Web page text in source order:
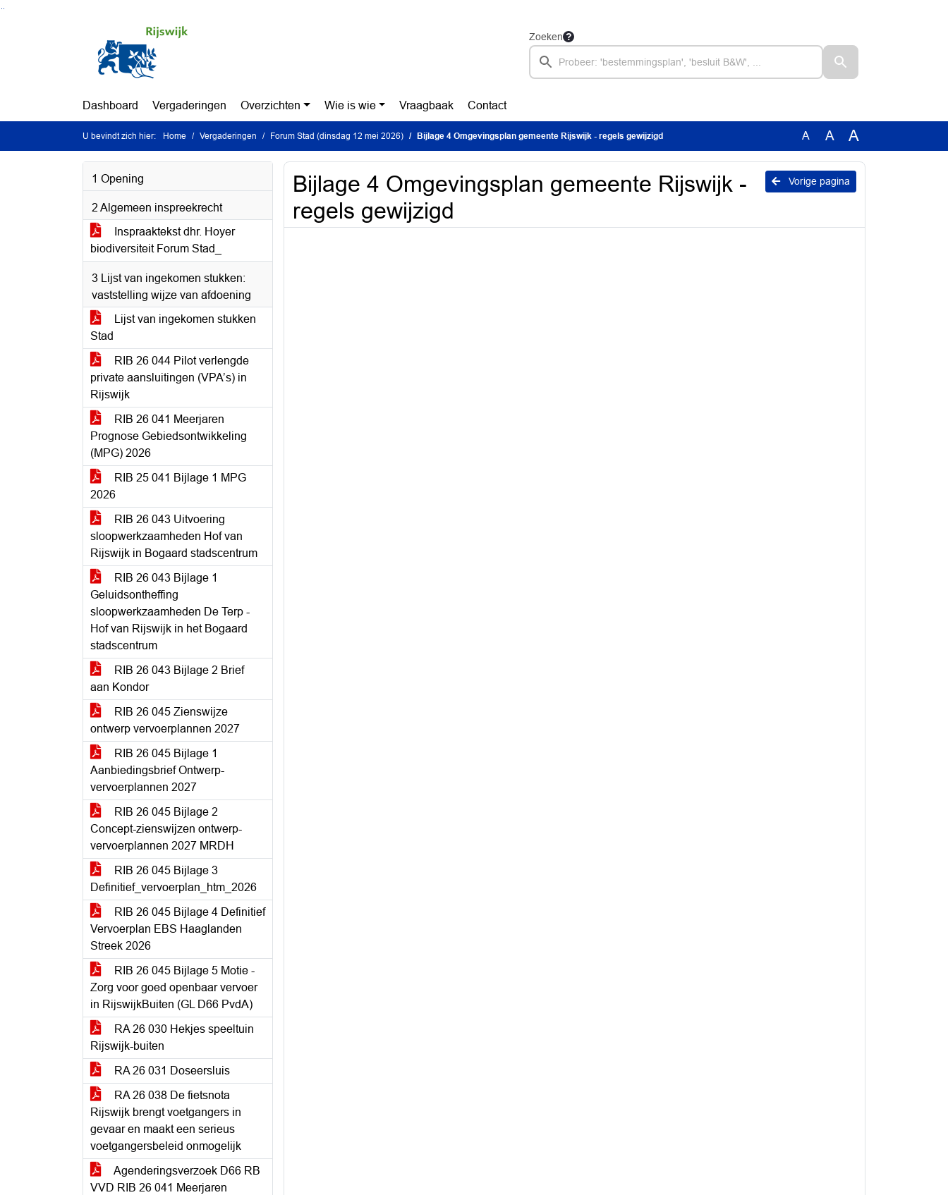
Zoeken
Dashboard Vergaderingen Overzichten Wie is wie Vraagbaak Contact
U bevindt zich hier: Home Vergaderingen Forum Stad (dinsdag 12 mei 2026) Bijlage 4 Omgevingsplan gemeente Rijswijk - regels gewijzigd A A A
1 Opening
2 Algemeen inspreekrecht
Inspraaktekst dhr. Hoyer
biodiversiteit Forum Stad_
3 Lijst van ingekomen stukken:
vaststelling wijze van afdoening
Lijst van ingekomen stukken
Stad
RIB 26 044 Pilot verlengde
private aansluitingen (VPA’s) in
Rijswijk
RIB 26 041 Meerjaren
Prognose Gebiedsontwikkeling
(MPG) 2026
RIB 25 041 Bijlage 1 MPG
2026
RIB 26 043 Uitvoering
sloopwerkzaamheden Hof van
Rijswijk in Bogaard stadscentrum
RIB 26 043 Bijlage 1
Geluidsontheffing
sloopwerkzaamheden De Terp -
Hof van Rijswijk in het Bogaard
stadscentrum
RIB 26 043 Bijlage 2 Brief
aan Kondor
RIB 26 045 Zienswijze
ontwerp vervoerplannen 2027
RIB 26 045 Bijlage 1
Aanbiedingsbrief Ontwerp-
vervoerplannen 2027
RIB 26 045 Bijlage 2
Concept-zienswijzen ontwerp-
vervoerplannen 2027 MRDH
RIB 26 045 Bijlage 3
Definitief_vervoerplan_htm_2026
RIB 26 045 Bijlage 4 Definitief
Vervoerplan EBS Haaglanden
Streek 2026
RIB 26 045 Bijlage 5 Motie -
Zorg voor goed openbaar vervoer
in RijswijkBuiten (GL D66 PvdA)
RA 26 030 Hekjes speeltuin
Rijswijk-buiten
RA 26 031 Doseersluis
RA 26 038 De fietsnota
Rijswijk brengt voetgangers in
gevaar en maakt een serieus
voetgangersbeleid onmogelijk
Agenderingsverzoek D66 RB
VVD RIB 26 041 Meerjaren
Vorige pagina
Bijlage 4 Omgevingsplan gemeente Rijswijk -
regels gewijzigd